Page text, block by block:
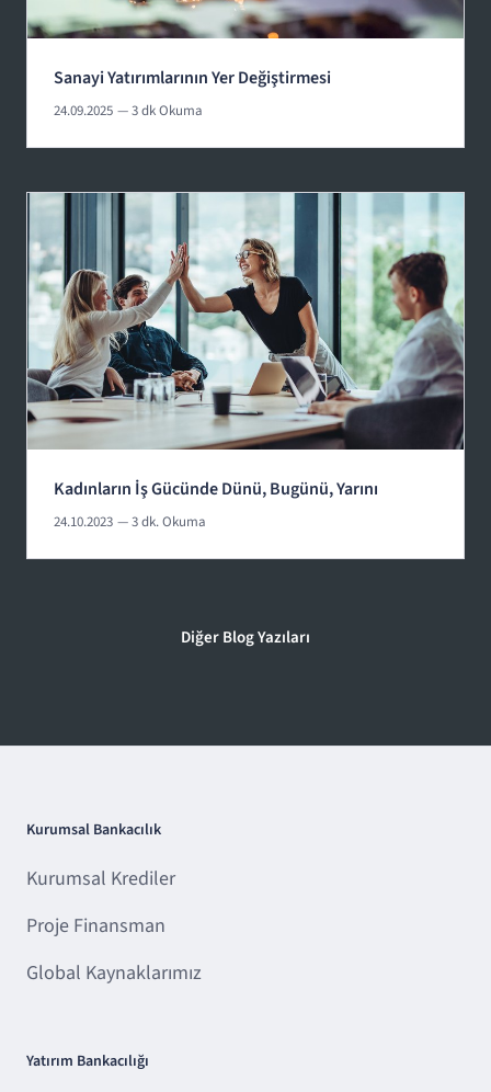
Sanayi Yatırımlarının Yer Değiştirmesi
24.09.2025 — 3 dk Okuma
Kadınların İş Gücünde Dünü, Bugünü, Yarını
24.10.2023 — 3 dk. Okuma
Diğer Blog Yazıları
Kurumsal Bankacılık
Kurumsal Krediler
Proje Finansman
Global Kaynaklarımız
Yatırım Bankacılığı